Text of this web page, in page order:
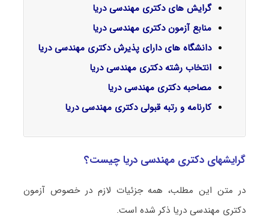
گرایش‌ های دکتری مهندسی دریا
منابع آزمون دکتری مهندسی دریا
دانشگاه های دارای پذیرش دکتری مهندسی دریا
انتخاب رشته دکتری مهندسی دریا
مصاحبه دکتری مهندسی دریا
کارنامه و رتبه قبولی دکتری مهندسی دریا
گرایشهای دکتری مهندسی دریا چیست؟
در متن این مطلب، همه جزئیات لازم در خصوص آزمون
دکتری مهندسی دریا ذکر شده است.